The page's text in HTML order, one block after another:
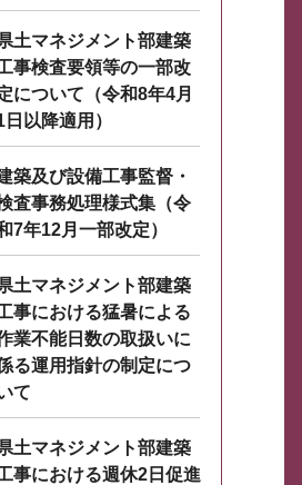
土マネジメント部建築
事検査要領等の一部改
について（令和8年4月
日以降適用）
築及び設備工事監督・
査事務処理様式集（令
7年12月一部改定）
土マネジメント部建築
事における猛暑による
業不能日数の取扱いに
る運用指針の制定につ
て
土マネジメント部建築
事における週休2日促進